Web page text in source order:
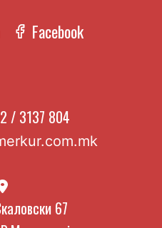
Facebook
/ 3137 804
67